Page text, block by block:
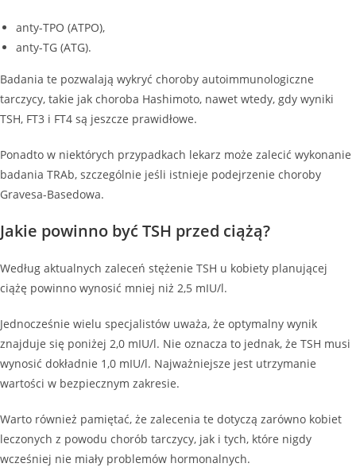
anty-TPO (ATPO),
anty-TG (ATG).
Badania te pozwalają wykryć choroby autoimmunologiczne
tarczycy, takie jak choroba Hashimoto, nawet wtedy, gdy wyniki
TSH, FT3 i FT4 są jeszcze prawidłowe.
Ponadto w niektórych przypadkach lekarz może zalecić wykonanie
badania TRAb, szczególnie jeśli istnieje podejrzenie choroby
Gravesa-Basedowa.
Jakie powinno być TSH przed ciążą?
Według aktualnych zaleceń stężenie TSH u kobiety planującej
ciążę powinno wynosić mniej niż 2,5 mIU/l.
Jednocześnie wielu specjalistów uważa, że optymalny wynik
znajduje się poniżej 2,0 mIU/l. Nie oznacza to jednak, że TSH musi
wynosić dokładnie 1,0 mIU/l. Najważniejsze jest utrzymanie
wartości w bezpiecznym zakresie.
Warto również pamiętać, że zalecenia te dotyczą zarówno kobiet
leczonych z powodu chorób tarczycy, jak i tych, które nigdy
wcześniej nie miały problemów hormonalnych.